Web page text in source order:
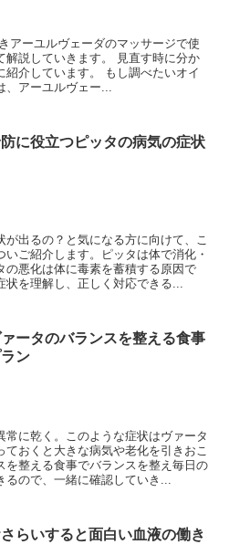
アーユルヴェーダのマッサージで使
解説していきます。 見直す時に分か
紹介しています。 もし調べたいオイ
、アーユルヴェー...
に役立つピッタの病気の症状
が出るの？と気になる方に向けて、こ
ご紹介します。ピッタは体で消化・
の悪化は体に毒素を蓄積する原因で
状を理解し、正しく対応できる...
ァータのバランスを整える食事
ン
常に乾く。このような症状はヴァータ
おくと大きな病気や老化を引きおこ
を整える食事でバランスを整え毎日の
るので、一緒に確認していき...
らいすると面白い血液の働き